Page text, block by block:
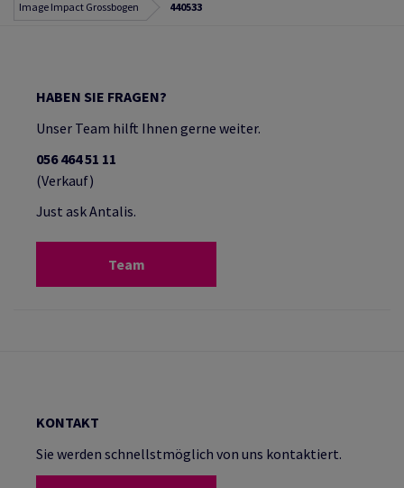
Image Impact Grossbogen 440533
HABEN SIE FRAGEN?
Unser Team hilft Ihnen gerne weiter.
056 464 51 11
(Verkauf)
Just ask Antalis.
Team
KONTAKT
Sie werden schnellstmöglich von uns kontaktiert.